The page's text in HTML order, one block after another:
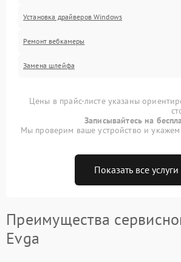
Установка драйверов Windows
Ремонт вебкамеры
Замена шлейфа
Цены в прайс-листе указаны
Записывайтесь на
Мы проверим ваше устройство и укажем
Показать все услуги
Преимущества
Evga